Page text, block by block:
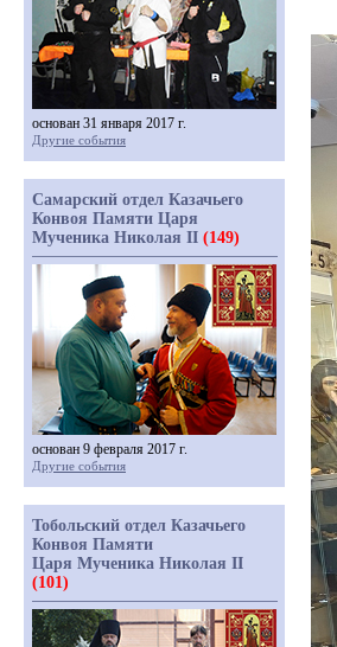
основан 31 января 2017 г.
Другие события
Самарский отдел Казачьего
Конвоя Памяти Царя
Мученика Николая II (149)
основан 9 февраля 2017 г.
Другие события
Тобольский отдел Казачьего
Конвоя Памяти
Царя Мученика Николая II
(101)